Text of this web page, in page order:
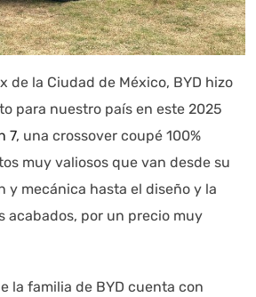
de la Ciudad de México, BYD hizo
para nuestro país en este 2025
7, una crossover coupé 100%
muy valiosos que van desde su
y mecánica hasta el diseño y la
acabados, por un precio muy
la familia de BYD cuenta con
Agente Inteligente
lo que necesitas. ¿Qué estás
con IA (OpenAI) ofrece
Autoanalítica optimiza